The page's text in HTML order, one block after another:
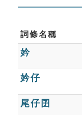
單字索引
生命大百科索引
遊戲專區
教學應用
詞條名稱
妗
妗仔
尾仔囝